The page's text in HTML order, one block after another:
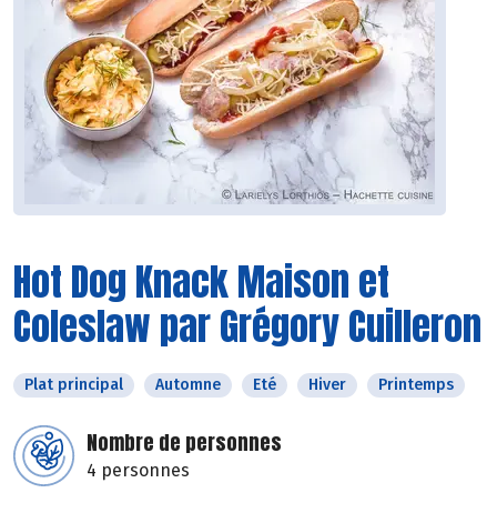
Hot Dog Knack Maison et
Coleslaw par Grégory Cuilleron
Plat principal Automne Eté Hiver Printemps
Nombre de personnes
4 personnes